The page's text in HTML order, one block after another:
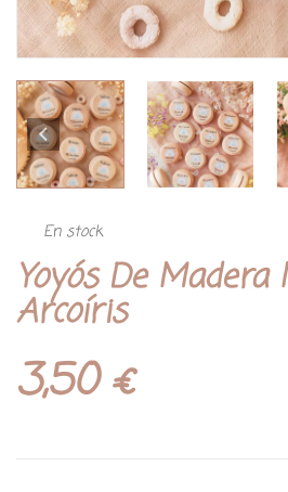
En stock
Yoyós De Madera
Arcoíris
3,50€